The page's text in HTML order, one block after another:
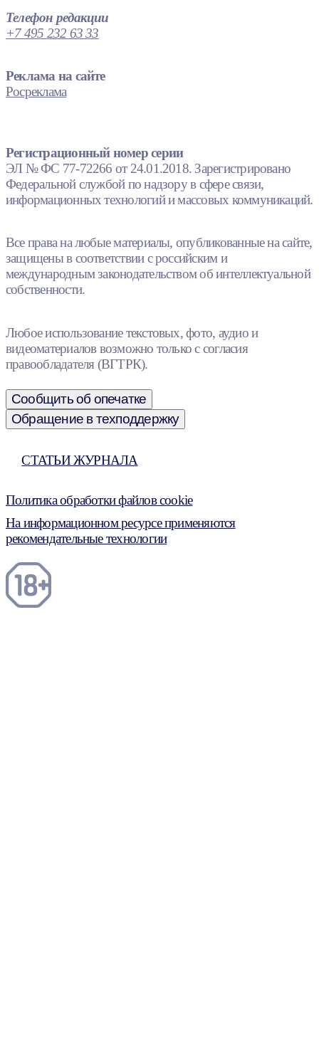
Телефон редакции
+7 495 232 63 33
Реклама на сайте
Росреклама
Регистрационный номер серии
ЭЛ № ФС 77-72266 от 24.01.2018. Зарегистрировано
Федеральной службой по надзору в сфере связи,
информационных технологий и массовых коммуникаций.
Все права на любые материалы, опубликованные на сайте,
защищены в соответствии с российским и
международным законодательством об интеллектуальной
собственности.
Любое использование текстовых, фото, аудио и
видеоматериалов возможно только с согласия
правообладателя (ВГТРК).
Сообщить об опечатке
Обращение в техподдержку
СТАТЬИ ЖУРНАЛА
Политика обработки файлов cookie
На информационном ресурсе применяются
рекомендательные технологии